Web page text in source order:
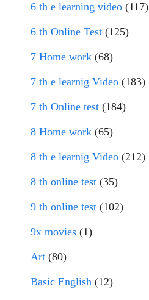
6 th e learning video (117)
6 th Online Test (125)
7 Home work (68)
7 th e learnig Video (183)
7 th Online test (184)
8 Home work (65)
8 th e learnig Video (212)
8 th online test (35)
9 th online test (102)
9x movies (1)
Art (80)
Basic English (12)